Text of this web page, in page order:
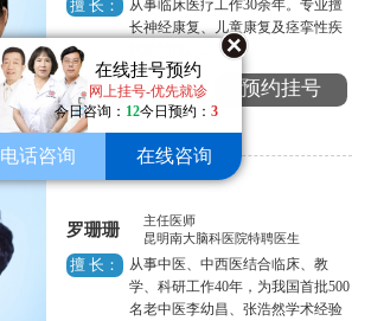
在线挂号预约
网上挂号-优先就诊
今日咨询： 12今日预约： 3
电话咨询 在线咨询
擅 长：
从事临床医疗工作30余年。专业擅
长神经康复、儿童康复及痉挛性疾
医生详情 预约挂号
罗珊珊
主任医师
昆明南大脑科医院特聘医生
擅 长：
从事中医、中西医结合临床、教
学、科研工作40年，为我国首批500
名老中医李幼昌、张浩然学术经验